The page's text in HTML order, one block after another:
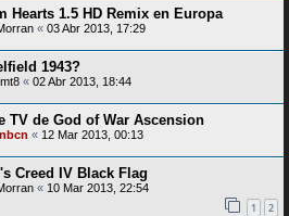
Hearts 1.5 HD Remix en Europa
« 03 Abr 2013, 17:29
1943?
« 02 Abr 2013, 18:44
TV de God of War Ascension
« 12 Mar 2013, 00:13
Creed IV Black Flag
« 10 Mar 2013, 22:54
1 2